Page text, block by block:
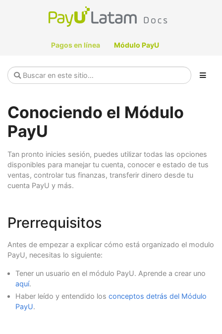
Pagos en línea Módulo PayU
Conociendo el Módulo
PayU
Tan pronto inicies sesión, puedes utilizar todas las opciones
disponibles para manejar tu cuenta, conocer e estado de tus
ventas, controlar tus finanzas, transferir dinero desde tu
cuenta PayU y más.
Prerrequisitos
Antes de empezar a explicar cómo está organizado el modulo
PayU, necesitas lo siguiente:
Tener un usuario en el módulo PayU. Aprende a crear uno
aquí.
Haber leído y entendido los conceptos detrás del Módulo
PayU.